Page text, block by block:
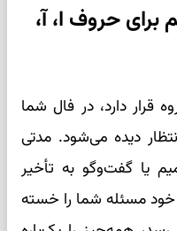
برای حروف ا، آ،
قرار دارد، در فال شما
دیده می‌شود. مدتی
یا گفت‌وگو به تأخیر
خود مسئله شما را خسته